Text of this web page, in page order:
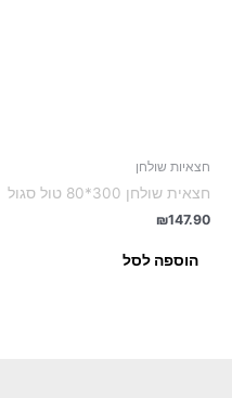
חצאיות שולחן
חצאית שולחן 300*80 טול סגול
₪147.90
הוספה לסל